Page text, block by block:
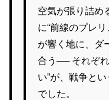
空気が張り詰め
に“前線のプレ
が響く地に、ダ
合う── それぞ
い”が、戦争と
でした。